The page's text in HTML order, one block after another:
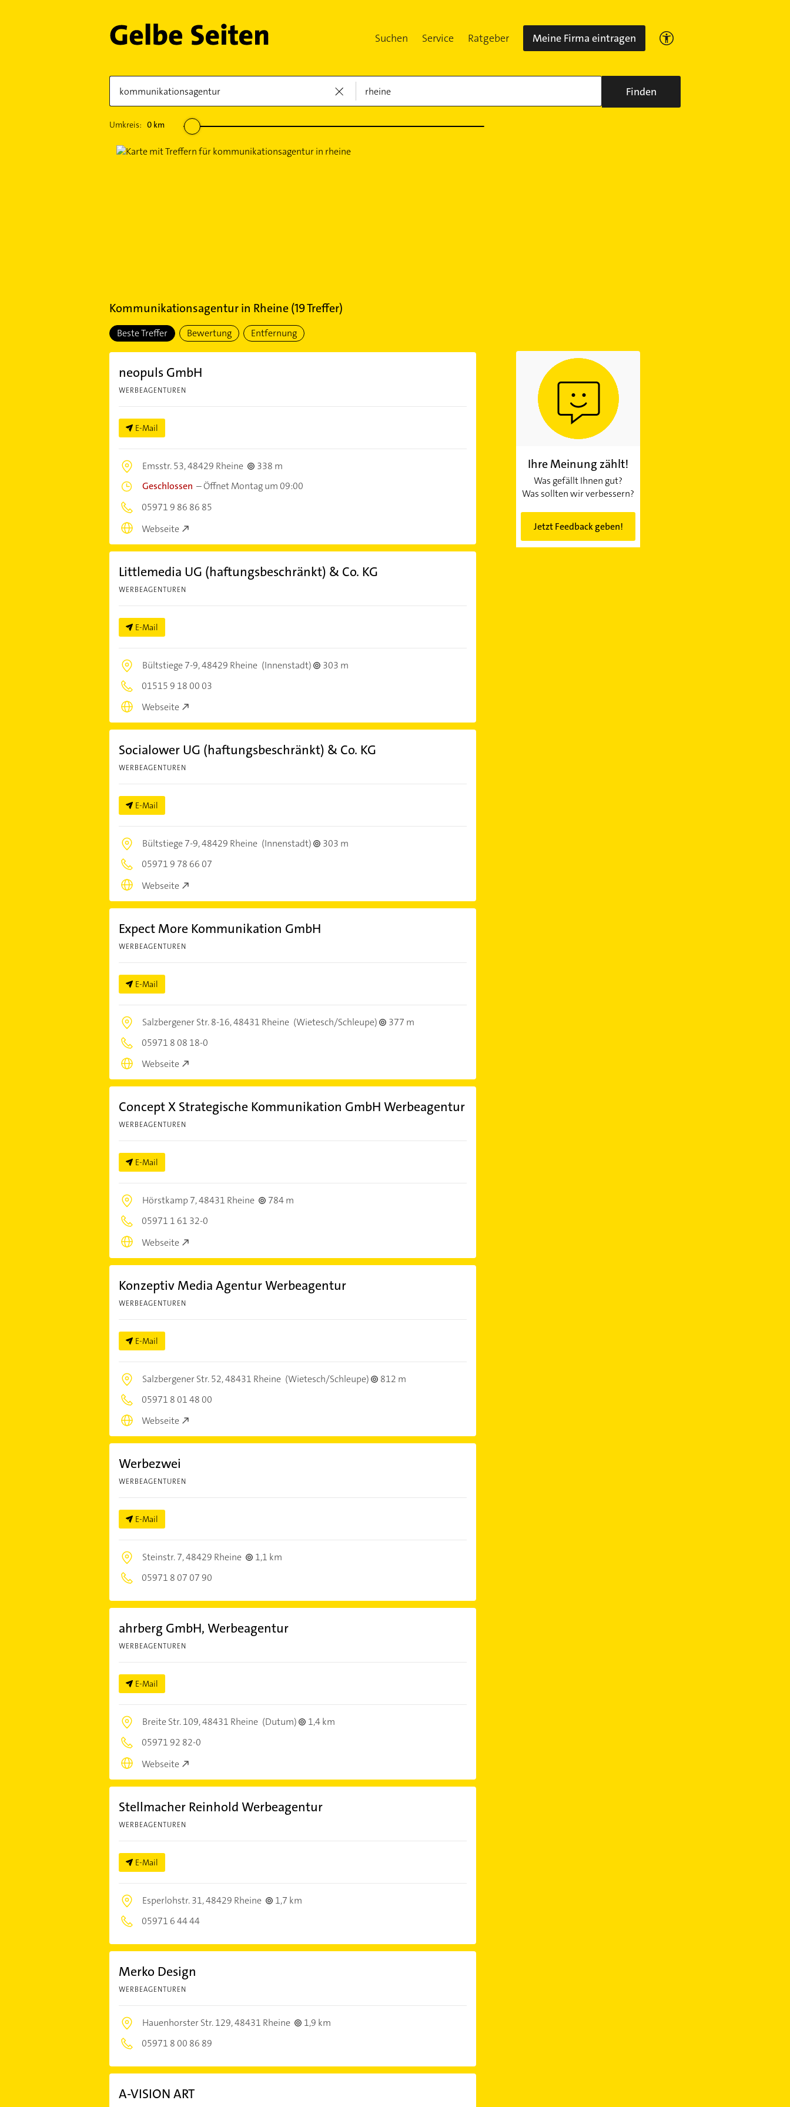
Suchen Service Ratgeber Meine Firma eintragen
Finden
Umkreis: 0km
Kommunikationsagenturin Rheine(19Treffer)
Beste Treffer Bewertung Entfernung
neopuls GmbH
WERBEAGENTUREN
E-Mail
Emsstr. 53,48429 Rheine
338 m
Geschlossen –Öffnet Montag um 09:00
05971 9 86 86 85
Webseite
Littlemedia UG (haftungsbeschränkt) & Co. KG
WERBEAGENTUREN
E-Mail
Bültstiege 7-9,48429 Rheine (Innenstadt)
303 m
01515 9 18 00 03
Webseite
Socialower UG (haftungsbeschränkt) & Co. KG
WERBEAGENTUREN
E-Mail
Bültstiege 7-9,48429 Rheine (Innenstadt)
303 m
05971 9 78 66 07
Webseite
Expect More Kommunikation GmbH
WERBEAGENTUREN
E-Mail
Salzbergener Str. 8-16,48431 Rheine (Wietesch/Schleupe)
377 m
05971 8 08 18-0
Webseite
Concept X Strategische Kommunikation GmbH Werbeagentur
WERBEAGENTUREN
E-Mail
Hörstkamp 7,48431 Rheine
784 m
05971 1 61 32-0
Webseite
Konzeptiv Media Agentur Werbeagentur
WERBEAGENTUREN
E-Mail
Salzbergener Str. 52,48431 Rheine (Wietesch/Schleupe)
812 m
05971 8 01 48 00
Webseite
Werbezwei
WERBEAGENTUREN
E-Mail
Steinstr. 7,48429 Rheine
1,1 km
05971 8 07 07 90
ahrberg GmbH, Werbeagentur
WERBEAGENTUREN
E-Mail
Breite Str. 109,48431 Rheine (Dutum)
1,4 km
05971 92 82-0
Webseite
Stellmacher Reinhold Werbeagentur
WERBEAGENTUREN
E-Mail
Esperlohstr. 31,48429 Rheine
1,7 km
05971 6 44 44
Merko Design
WERBEAGENTUREN
Hauenhorster Str. 129,48431 Rheine
1,9 km
05971 8 00 86 89
A-VISION ART
Ihre Meinung zählt!
Was gefällt Ihnen gut?
Was sollten wir verbessern?
Jetzt Feedback geben!